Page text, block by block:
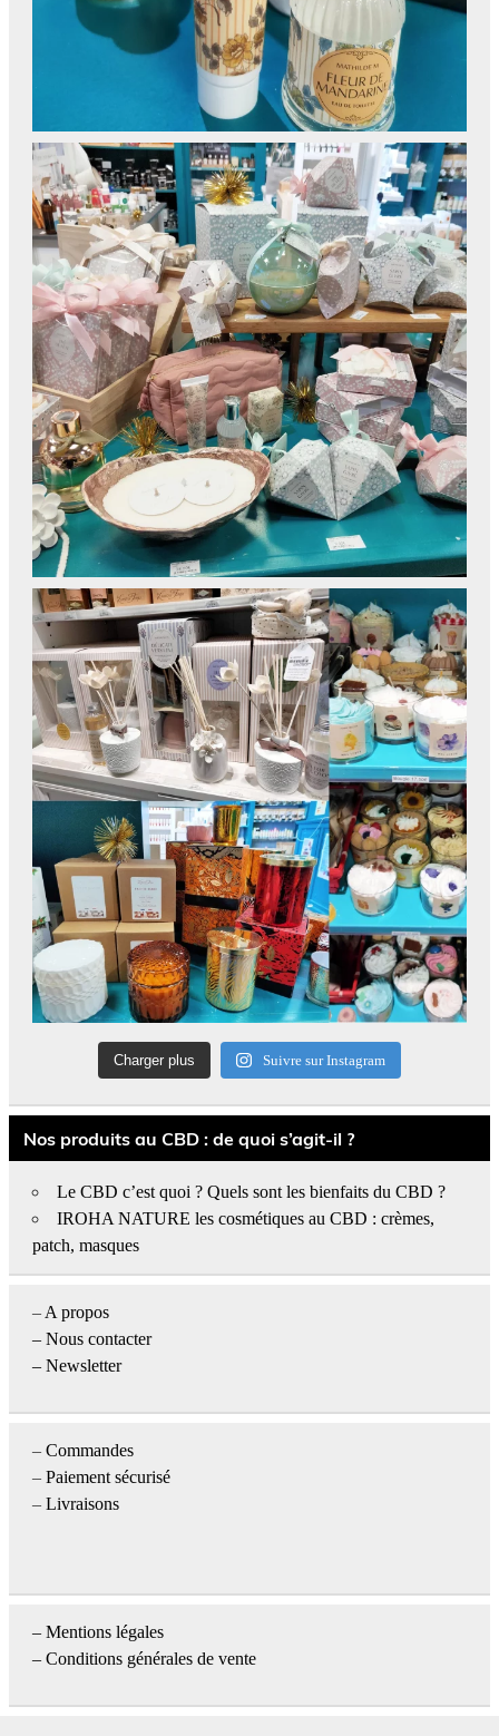
Charger plus Suivre sur Instagram
Nos produits au CBD : de quoi s’agit-il ?
Le CBD c’est quoi ? Quels sont les bienfaits du CBD ?
IROHA NATURE les cosmétiques au CBD : crèmes,
patch, masques
– A propos
– Nous contacter
– Newsletter
– Commandes
– Paiement sécurisé
– Livraisons
– Mentions légales
– Conditions générales de vente